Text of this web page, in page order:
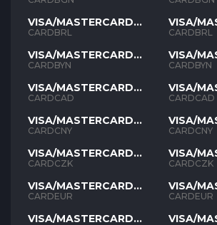
VISA/MASTERCARD
BRL
CARDBRL
VISA/MASTERCARD
BYN
CARDBYN
VISA/MASTERCARD
CAD
CARDCAD
VISA/MASTERCARD
CNY
CARDCNY
VISA/MASTERCARD
CZK
CARDCZK
VISA/MASTERCARD
EUR
CARDEUR
VISA/MASTERCARD
VISA/
BRL
CARDBRL
VISA/
BYN
CARDBYN
VISA/
CAD
CARDCAD
VISA/
CNY
CARDCNY
VISA/
CZK
CARDCZK
VISA/
EUR
CARDEUR
VISA/